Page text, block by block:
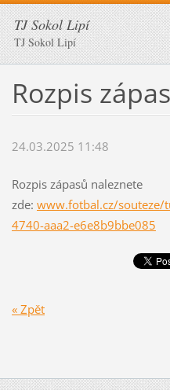
TJ Sokol Lipí
TJ Sokol Lipí
Rozpis
24.03.2025 11:48
Rozpis zápasů naleznete
zde: www.fotbal.cz/souteze/
4740-aaa2-e6e8b9bbe085
« Zpět